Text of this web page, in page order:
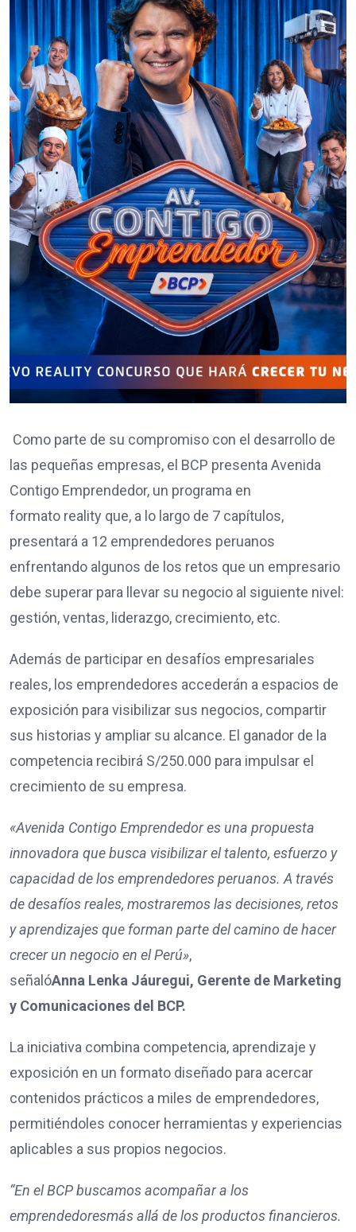
Como parte de su compromiso con el desarrollo de
las pequeñas empresas, el BCP presenta Avenida
Contigo Emprendedor, un programa en
formato reality que, a lo largo de 7 capítulos,
presentará a 12 emprendedores peruanos
enfrentando algunos de los retos que un empresario
debe superar para llevar su negocio al siguiente nivel:
gestión, ventas, liderazgo, crecimiento, etc.
Además de participar en desafíos empresariales
reales, los emprendedores accederán a espacios de
exposición para visibilizar sus negocios, compartir
sus historias y ampliar su alcance. El ganador de la
competencia recibirá S/250.000 para impulsar el
crecimiento de su empresa.
«Avenida Contigo Emprendedor es una propuesta
innovadora que busca visibilizar el talento, esfuerzo y
capacidad de los emprendedores peruanos. A través
de desafíos reales, mostraremos las decisiones, retos
y aprendizajes que forman parte del camino de hacer
crecer un negocio en el Perú»,
señalóAnna Lenka Jáuregui, Gerente de Marketing
y Comunicaciones del BCP.
La iniciativa combina competencia, aprendizaje y
exposición en un formato diseñado para acercar
contenidos prácticos a miles de emprendedores,
permitiéndoles conocer herramientas y experiencias
aplicables a sus propios negocios.
“En el BCP buscamos acompañar a los
emprendedoresmás allá de los productos financieros.